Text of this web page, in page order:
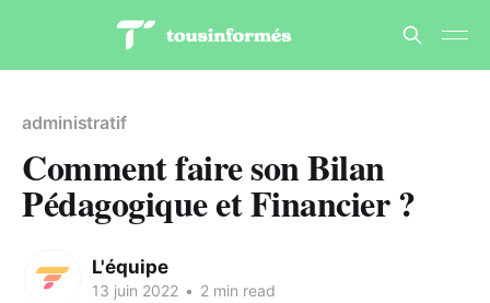
administratif
Comment faire son Bilan
Pédagogique et Financier ?
L'équipe
13 juin 2022 • 2 min read